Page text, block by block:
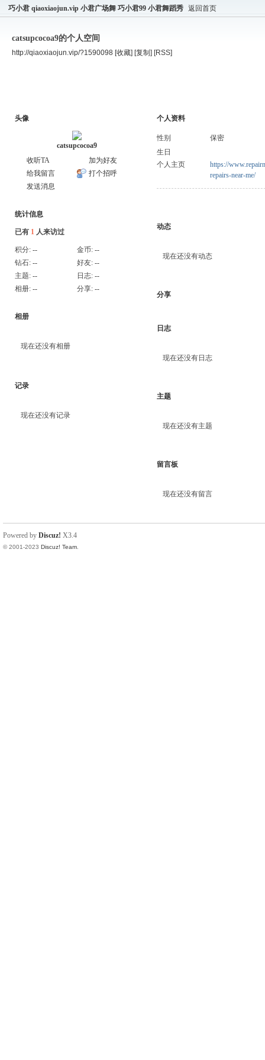
巧小君 qiaoxiaojun.vip 小君广场舞 巧小君99 小君舞蹈秀 返回首页
catsupcocoa9的个人空间
http://qiaoxiaojun.vip/?1590098 [收藏] [复制] [RSS]
头像
catsupcocoa9
收听TA
加为好友
给我留言
打个招呼
发送消息
统计信息
已有 1 人来访过
积分: -- 金币: --
钻石: -- 好友: --
主题: -- 日志: --
相册: -- 分享: --
相册
现在还没有相册
记录
现在还没有记录
个人资料
性别
保密
生日
个人主页
https://
repairs-near-me/
动态
现在还没有动态
分享
日志
现在还没有日志
主题
现在还没有主题
留言板
现在还没有留言
Powered by Discuz! X3.4
© 2001-2023 Discuz! Team